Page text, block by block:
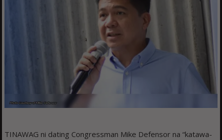
TINAWAG ni dating Congressman Mike Defensor na “katawa-